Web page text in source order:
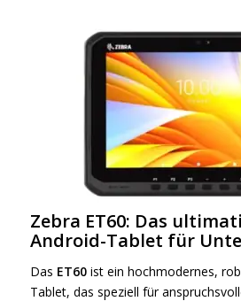
Zebra ET60: Das
Android-Tablet für
Das ET60ist ein hochmodernes,
Tablet, das speziell für